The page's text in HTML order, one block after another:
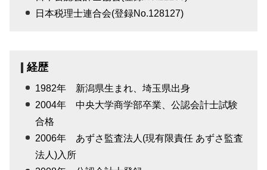
日本税理士連合会(登録No.128127)
経歴
1982年 新潟県生まれ、埼玉県出身
2004年 中央大学商学部卒業、公認会計士試験
合格
2006年 あずさ監査法人(現有限責任 あずさ監査
法人)入所